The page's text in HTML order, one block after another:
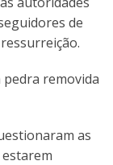
de
pedra removida
as